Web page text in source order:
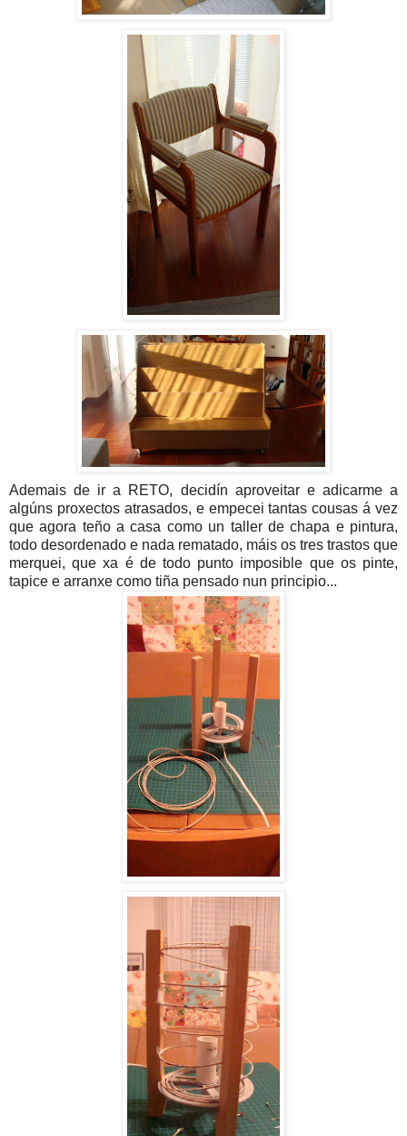
Ademais de ir a RETO, decidín aproveitar e adicarme a
algúns proxectos atrasados, e empecei tantas cousas á vez
que agora teño a casa como un taller de chapa e pintura,
todo desordenado e nada rematado, máis os tres trastos que
merquei, que xa é de todo punto imposible que os pinte,
tapice e arranxe como tiña pensado nun principio...